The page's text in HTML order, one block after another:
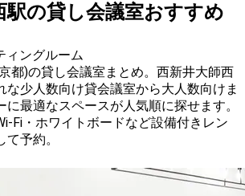
駅の貸し会議室おすすめ
ィングルーム
都)の貸し会議室まとめ。西新井大師西
な少人数向け貸会議室から大人数向けま
に最適なスペースが人気順に探せます。
Fi・ホワイトボードなど設備付きレン
予約。